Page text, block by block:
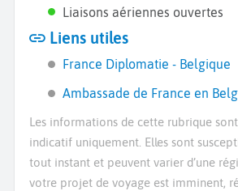
Liaisons aériennes ouvertes
Liens utiles
France Diplomatie - Belgique
Ambassade de France en
Les informations de cette rubrique
indicatif uniquement. Elles sont
tout instant et peuvent varier d’une
votre projet de voyage est imminent,